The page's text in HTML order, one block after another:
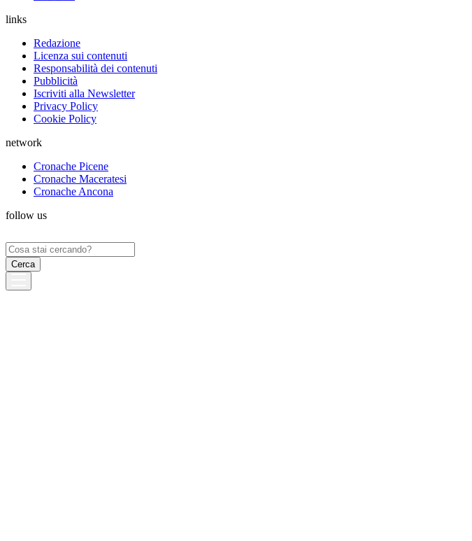
links
Redazione
Licenza sui contenuti
Responsabilità dei contenuti
Pubblicità
Iscriviti alla Newsletter
Privacy Policy
Cookie Policy
network
Cronache Picene
Cronache Maceratesi
Cronache Ancona
follow us
Ricerca
per: